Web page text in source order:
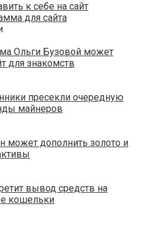
к себе на сайт
для сайта
Ольги Бузовой может
для знакомств
пресекли очередную
майнеров
может дополнить золото и
вывод средств на
кошельки